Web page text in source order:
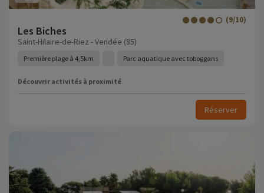
Les Biches
(9/10)
Saint-Hilaire-de-Riez - Vendée (85)
Première plage à 4,5km Parc aquatique avec toboggans
Découvrir activités à proximité
Réserver